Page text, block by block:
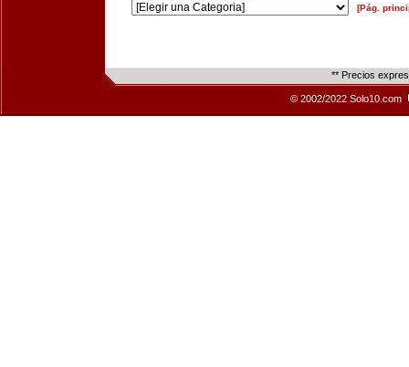
[Pág.
** Precios
© 2002/2022 Solo10.com